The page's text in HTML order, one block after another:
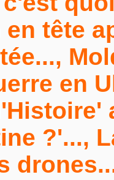
tête
en
?'...,